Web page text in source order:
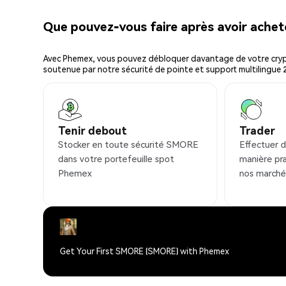
Que pouvez-vous faire après avoir
Avec Phemex, vous pouvez débloquer davantage de votre
soutenue par notre sécurité de pointe et support multilingue
Tenir debout
Stocker en toute sécurité SMORE
dans votre portefeuille spot
Phemex
Trader
Effectuer
manière
nos
Get Your First SMORE (SMORE) with Phemex